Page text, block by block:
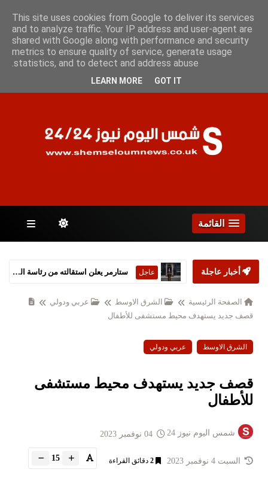
الخميس 6 أغسطس 2026
الصفحات
القائمة
أخبار عاجلة عاجل ستارمر يعلن استقالته من رئاسة الحكومة البريطانية
الصفحة الرئيسية الشرق الاوسط
عربي ودولي
قصف جديد يستهدف محيط مستشفى للأطفال
الشرق الاوسط عربي ودولي
قصف جديد يستهدف محيط مستشفى
للأطفال
شمس اليوم نيوز 24
السبت 4 نوفمبر 2023 2 دقائق القراءة 15
This site uses cookies from Google to deliver its services
and to analyze traffic. Your IP address and user-agent are
shared with Google along with performance and security
metrics to ensure quality of service, generate usage
statistics, and to detect and address abuse.
LEARN MORE GOT IT